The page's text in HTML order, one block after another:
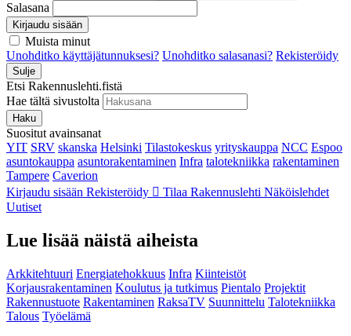
Salasana
Kirjaudu sisään
Muista minut
Unohditko käyttäjätunnuksesi? Unohditko salasanasi? Rekisteröidy
Sulje
Etsi Rakennuslehti.fistä
Hae tältä sivustolta
Haku
Suositut avainsanat
YIT SRV skanska Helsinki Tilastokeskus yrityskauppa NCC Espoo
asuntokauppa asuntorakentaminen Infra talotekniikka rakentaminen
Tampere Caverion
Kirjaudu sisään Rekisteröidy Tilaa Rakennuslehti Näköislehdet
Uutiset
Lue lisää näistä aiheista
Arkkitehtuuri Energiatehokkuus Infra Kiinteistöt
Korjausrakentaminen Koulutus ja tutkimus Pientalo Projektit
Rakennustuote Rakentaminen RaksaTV Suunnittelu Talotekniikka
Talous Työelämä